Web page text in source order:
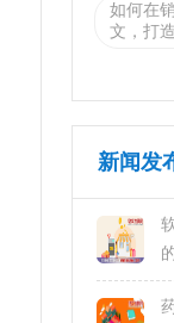
如何在
文，打
新闻发